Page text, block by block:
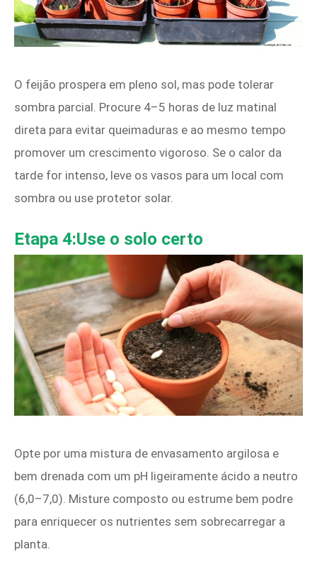
O feijão prospera em pleno sol, mas pode tolerar
sombra parcial. Procure 4–5 horas de luz matinal
direta para evitar queimaduras e ao mesmo tempo
promover um crescimento vigoroso. Se o calor da
tarde for intenso, leve os vasos para um local com
sombra ou use protetor solar.
Etapa 4:Use o solo certo
Opte por uma mistura de envasamento argilosa e
bem drenada com um pH ligeiramente ácido a neutro
(6,0–7,0). Misture composto ou estrume bem podre
para enriquecer os nutrientes sem sobrecarregar a
planta.